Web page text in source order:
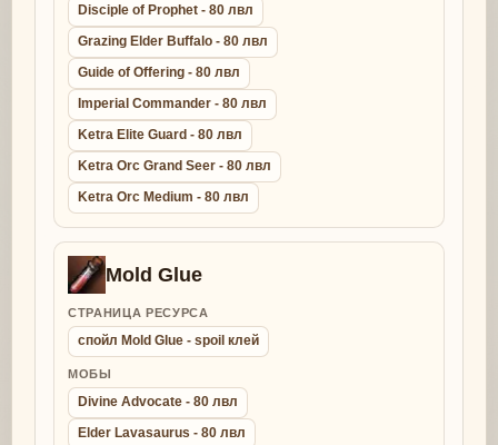
Disciple of Prophet - 80 лвл
Grazing Elder Buffalo - 80 лвл
Guide of Offering - 80 лвл
Imperial Commander - 80 лвл
Ketra Elite Guard - 80 лвл
Ketra Orc Grand Seer - 80 лвл
Ketra Orc Medium - 80 лвл
Mold Glue
СТРАНИЦА РЕСУРСА
спойл Mold Glue - spoil клей
МОБЫ
Divine Advocate - 80 лвл
Elder Lavasaurus - 80 лвл